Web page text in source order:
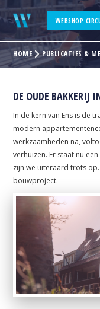
WEBSHOP
HOME PUBLICATIES &
DE OUDE BAKKERIJ
In de kern van Ens is de
modern
werkzaamheden na,
verhuizen. Er staat nu
zijn we uiteraard trots
bouwproject.